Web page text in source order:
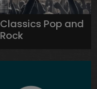
Classics Pop and
Rock